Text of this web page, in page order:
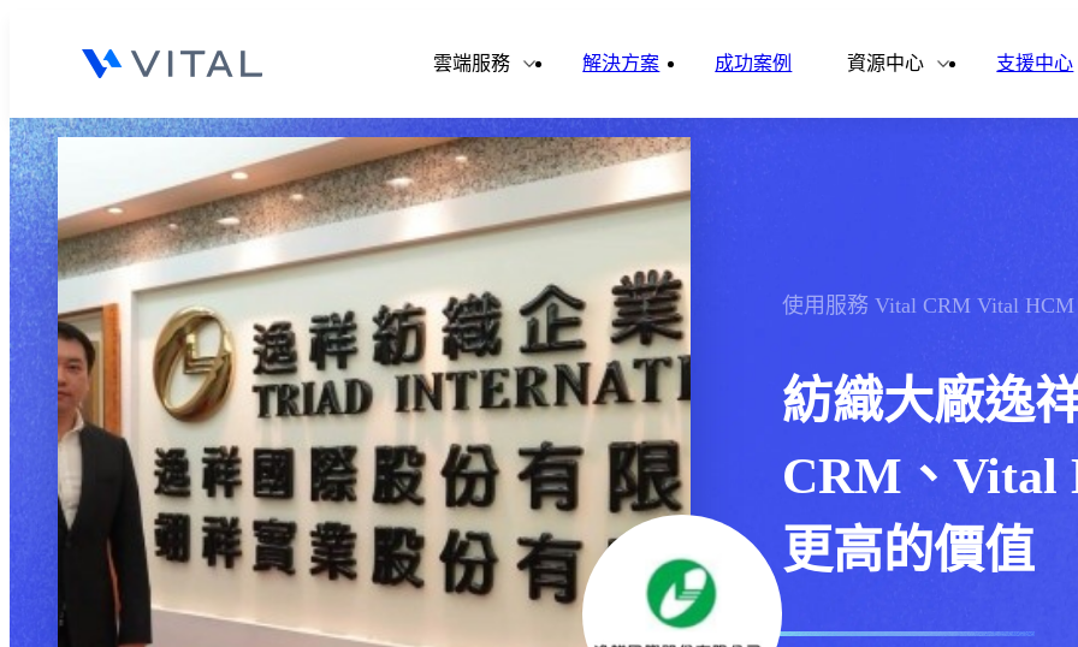
雲端服務
Vital HCM
解決方案 成功案例 資源中心雲企誌 支援中心
使用服務 Vital CRM Vital HCM
紡織大廠逸
CRM、Vital
更高的價值